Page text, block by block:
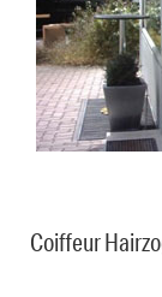
Coiffeur